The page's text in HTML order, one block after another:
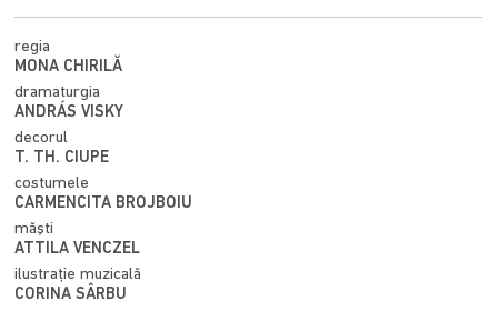
regia
MONA CHIRILĂ
dramaturgia
ANDRÁS VISKY
decorul
T. TH. CIUPE
costumele
CARMENCITA BROJBOIU
măşti
ATTILA VENCZEL
ilustraţie muzicală
CORINA SÂRBU